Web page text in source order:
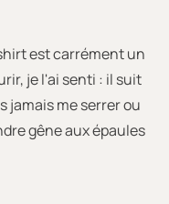
est carrément un
je l'ai senti : il suit
jamais me serrer ou
gêne aux épaules